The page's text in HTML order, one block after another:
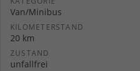
Van/Minibus
KILOMETERSTAND
20 km
ZUSTAND
unfallfrei